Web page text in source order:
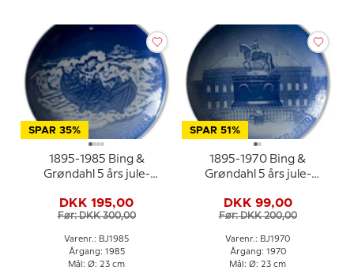
SPAR 35%
1895-1985 Bing &
Grøndahl 5 års jule-
DKK 195,00
Før: DKK 300,00
Varenr.: BJ1985
Årgang: 1985
Mål: Ø: 23 cm
SPAR 51%
1895-1970 Bing &
Grøndahl 5 års jule-
DKK 99,00
Før: DKK 200,00
Varenr.: BJ1970
Årgang: 1970
Mål: Ø: 23 cm